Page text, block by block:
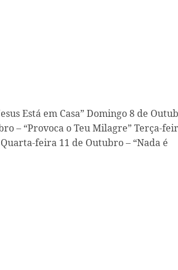
Está em Casa” Domingo 8 de
– “Provoca o Teu Milagre” Terça-
feira 11 de Outubro – “Nada é